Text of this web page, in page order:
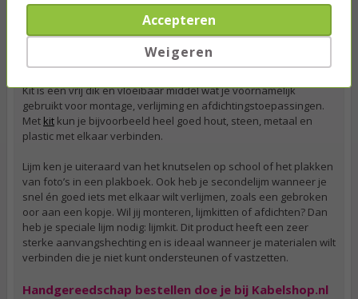
kabeltester contoleren of dit op de juiste manier gelukt is. Ook
kun je zo controleren of een kabel nog werkt en eenvoudig een
defecte kabel uit een hele brei kabels vissen.
Lijm of kit: wanneer gebruik je wat?
Kit is een vrij dik en vloeibaar middel wat je voornamelijk
gebruikt voor montage, verlijming en afdichtingstoepassingen.
Met kit kun je bijvoorbeeld heel goed hout, steen, metaal en
plastic met elkaar verbinden.
Lijm ken je uiteraard van het knutselen op school of het plakken
van foto’s in een plakboek. Ook heb je secondelijm wanneer je
snel én goed iets met elkaar wilt verlijmen, zoals een gebroken
oor aan een kopje. Wil jij monteren, lijmkitten of afdichten? Dan
heb je speciale lijm nodig: lijmkit. Dit product heeft een zeer
sterke aanvangshechting en is ideaal wanneer je materialen wilt
verbinden die je niet kunt ondersteunen of vastzetten.
Handgereedschap bestellen doe je bij Kabelshop.nl
Accepteren
Weigeren